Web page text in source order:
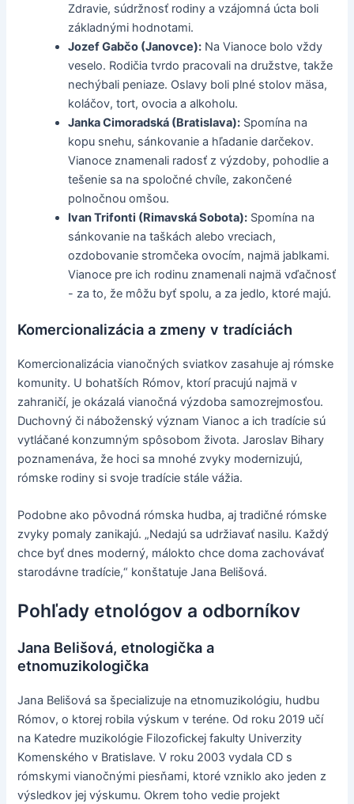
Zdravie, súdržnosť rodiny a vzájomná úcta boli
základnými hodnotami.
Jozef Gabčo (Janovce): Na Vianoce bolo vždy
veselo. Rodičia tvrdo pracovali na družstve, takže
nechýbali peniaze. Oslavy boli plné stolov mäsa,
koláčov, tort, ovocia a alkoholu.
Janka Cimoradská (Bratislava): Spomína na
kopu snehu, sánkovanie a hľadanie darčekov.
Vianoce znamenali radosť z výzdoby, pohodlie a
tešenie sa na spoločné chvíle, zakončené
polnočnou omšou.
Ivan Trifonti (Rimavská Sobota): Spomína na
sánkovanie na taškách alebo vreciach,
ozdobovanie stromčeka ovocím, najmä jablkami.
Vianoce pre ich rodinu znamenali najmä vďačnosť
- za to, že môžu byť spolu, a za jedlo, ktoré majú.
Komercionalizácia a zmeny v tradíciách
Komercionalizácia vianočných sviatkov zasahuje aj rómske
komunity. U bohatších Rómov, ktorí pracujú najmä v
zahraničí, je okázalá vianočná výzdoba samozrejmosťou.
Duchovný či náboženský význam Vianoc a ich tradície sú
vytláčané konzumným spôsobom života. Jaroslav Bihary
poznamenáva, že hoci sa mnohé zvyky modernizujú,
rómske rodiny si svoje tradície stále vážia.
Podobne ako pôvodná rómska hudba, aj tradičné rómske
zvyky pomaly zanikajú. „Nedajú sa udržiavať nasilu. Každý
chce byť dnes moderný, málokto chce doma zachovávať
starodávne tradície,“ konštatuje Jana Belišová.
Pohľady etnológov a odborníkov
Jana Belišová, etnologička a
etnomuzikologička
Jana Belišová sa špecializuje na etnomuzikológiu, hudbu
Rómov, o ktorej robila výskum v teréne. Od roku 2019 učí
na Katedre muzikológie Filozofickej fakulty Univerzity
Komenského v Bratislave. V roku 2003 vydala CD s
rómskymi vianočnými piesňami, ktoré vzniklo ako jeden z
výsledkov jej výskumu. Okrem toho vedie projekt